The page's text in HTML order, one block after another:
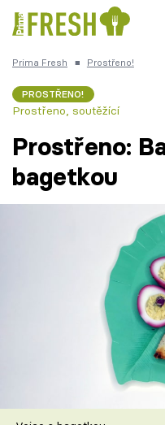
Česká kuchyně
TV Program
Škola vaření
Recepty z TV
Prima Fresh ■ Prostřeno!
PROSTŘENO!
Prostřeno, soutěžící
Prostřeno:
bagetkou